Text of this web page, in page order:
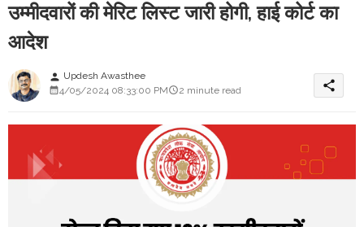
उम्मीदवारों की मेरिट लिस्ट जारी होगी, हाई कोर्ट का
आदेश
person Updesh Awasthee
4/05/2024 08:33:00 PM
2 minute read share